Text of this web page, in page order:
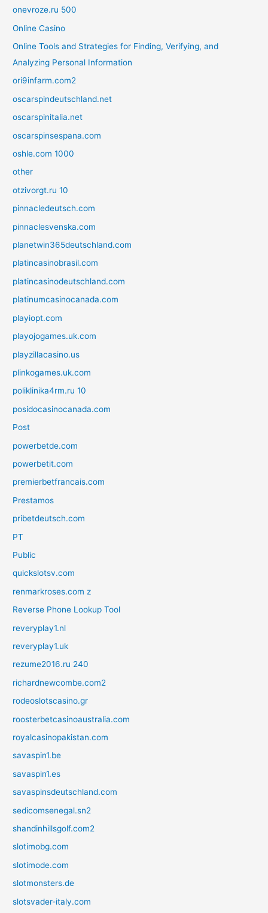
onevroze.ru 500
Online Casino
Online Tools and Strategies for Finding, Verifying, and
Analyzing Personal Information
ori9infarm.com2
oscarspindeutschland.net
oscarspinitalia.net
oscarspinsespana.com
oshle.com 1000
other
otzivorgt.ru 10
pinnacledeutsch.com
pinnaclesvenska.com
planetwin365deutschland.com
platincasinobrasil.com
platincasinodeutschland.com
platinumcasinocanada.com
playiopt.com
playojogames.uk.com
playzillacasino.us
plinkogames.uk.com
poliklinika4rm.ru 10
posidocasinocanada.com
Post
powerbetde.com
powerbetit.com
premierbetfrancais.com
Prestamos
pribetdeutsch.com
PT
Public
quickslotsv.com
renmarkroses.com z
Reverse Phone Lookup Tool
reveryplay1.nl
reveryplay1.uk
rezume2016.ru 240
richardnewcombe.com2
rodeoslotscasino.gr
roosterbetcasinoaustralia.com
royalcasinopakistan.com
savaspin1.be
savaspin1.es
savaspinsdeutschland.com
sedicomsenegal.sn2
shandinhillsgolf.com2
slotimobg.com
slotimode.com
slotmonsters.de
slotsvader-italy.com